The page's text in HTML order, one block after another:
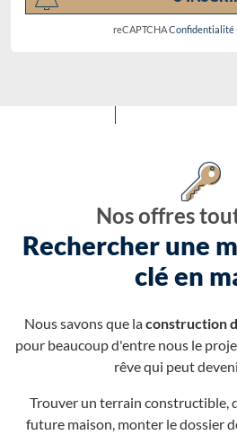
reCAPTCHAConfidentialité
Nos offres
Rechercher une
clé en
Nous savons que laconstruction
pour beaucoup d'entre nous le
rêve qui peut
Trouver un terrain constructible,
future maison, monter le dossier